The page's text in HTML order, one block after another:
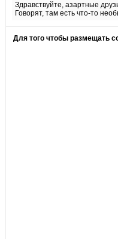
Здравствуйте, азартные
Говорят, там есть что-то
Для того чтобы размещать